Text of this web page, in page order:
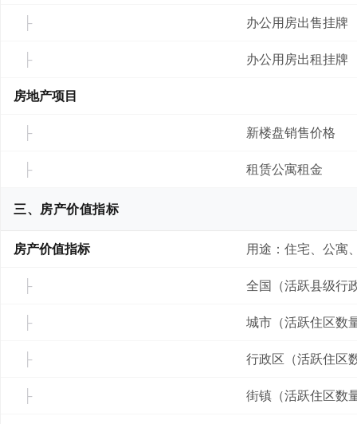
办公用房出售挂牌
办公用房出租挂牌
房地产项目
新楼盘销售价格
租赁公寓租金
三、房产价值指标
房产价值指标 用途：住宅、公寓
全国（活跃县级行
城市（活跃住区数
行政区（活跃住区
街镇（活跃住区数